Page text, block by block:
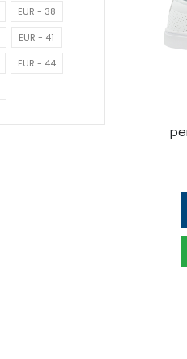
EUR - 38
EUR - 41
EUR - 44